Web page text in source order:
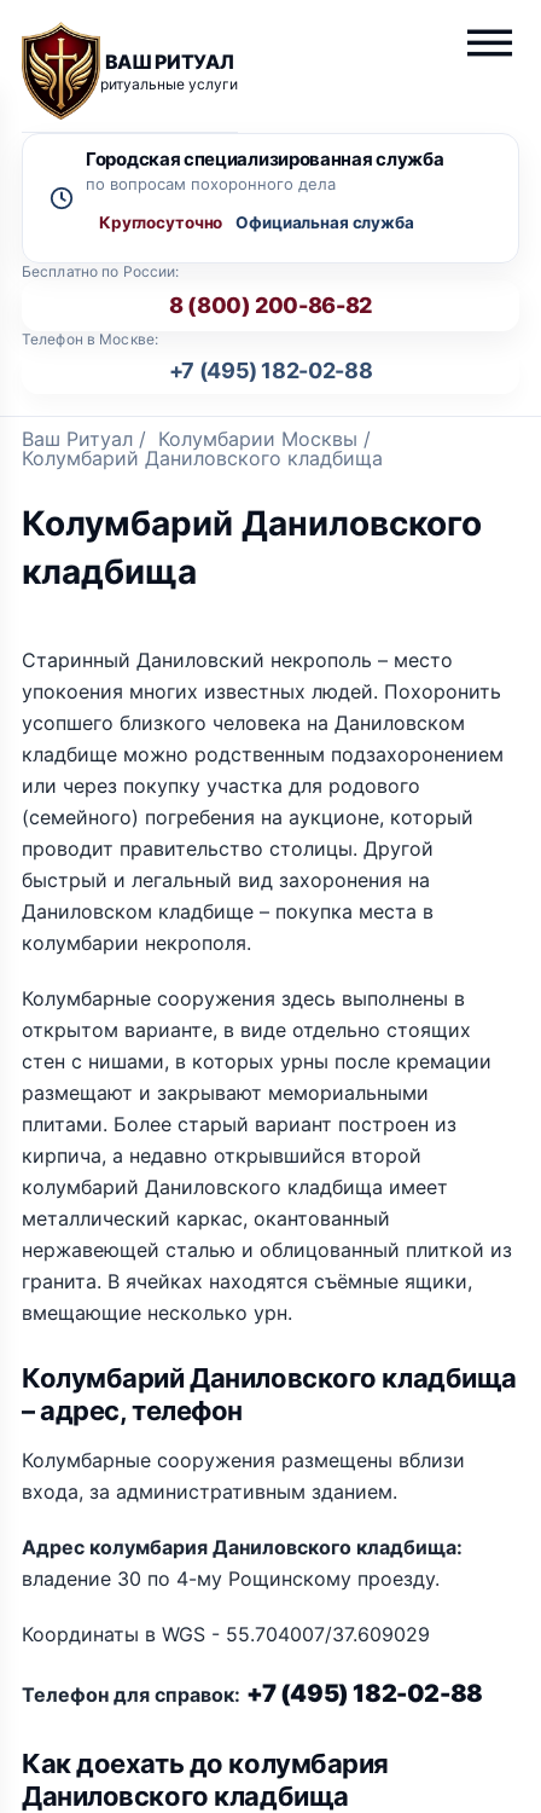
ВАШ РИТУАЛ
ритуальные услуги
Бесплатно по России:
8 (800) 200-86-82
Телефон в Москве:
+7 (495) 182-02-88
Городская специализированная служба
по вопросам похоронного дела
Круглосуточно
Ваш Ритуал / Колумбарии Москвы /
Колумбарий Даниловского кладбища
Колумбарий Даниловского
кладбища
Старинный Даниловский некрополь – место
упокоения многих известных людей. Похоронить
усопшего близкого человека на Даниловском
кладбище можно родственным подзахоронением
или через покупку участка для родового
(семейного) погребения на аукционе, который
проводит правительство столицы. Другой
быстрый и легальный вид захоронения на
Даниловском кладбище – покупка места в
колумбарии некрополя.
Колумбарные сооружения здесь выполнены в
открытом варианте, в виде отдельно стоящих
стен с нишами, в которых урны после кремации
размещают и закрывают мемориальными
плитами. Более старый вариант построен из
кирпича, а недавно открывшийся второй
колумбарий Даниловского кладбища имеет
металлический каркас, окантованный
нержавеющей сталью и облицованный плиткой из
гранита. В ячейках находятся съёмные ящики,
вмещающие несколько урн.
Колумбарий Даниловского кладбища
– адрес, телефон
Колумбарные сооружения размещены вблизи
входа, за административным зданием.
Адрес колумбария Даниловского кладбища:
владение 30 по 4-му Рощинскому проезду.
Координаты в WGS - 55.704007/37.609029
Телефон для справок: +7 (495) 182-02-88
Как доехать до колумбария
Даниловского кладбища